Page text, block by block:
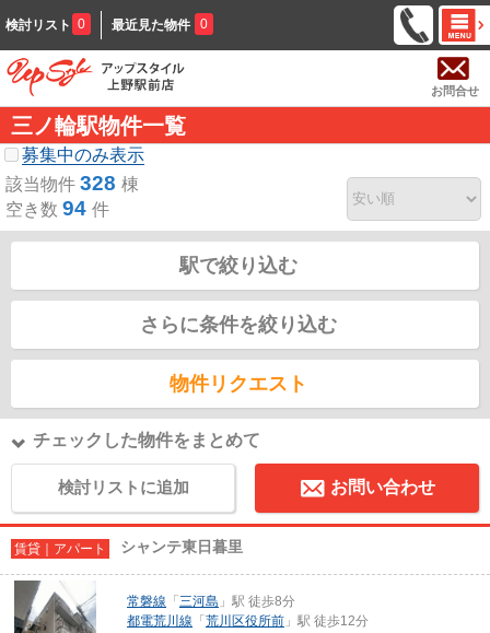
検討リスト 0 最近見た物件 0
お問合せ
三ノ輪駅物件一覧
募集中のみ表示
該当物件 328 棟
空き数 94 件
駅で絞り込む
さらに条件を絞り込む
物件リクエスト
チェックした物件をまとめて
検討リストに追加 お問い合わせ
賃貸｜アパート シャンテ東日暮里
常磐線 「 三河島 」駅 徒歩8分
都電荒川線 「 荒川区役所前 」駅 徒歩12分